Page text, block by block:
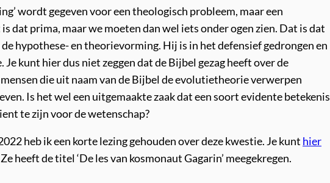
wordt gegeven voor een theologisch probleem, maar een
dat prima, maar we moeten dan wel iets onder ogen zien. Dat is dat
hypothese- en theorievorming. Hij is in het defensief gedrongen en
kunt hier dus niet zeggen dat de Bijbel gezag heeft over de
die uit naam van de Bijbel de evolutietheorie verwerpen
Is het wel een uitgemaakte zaak dat een soort evidente betekenis
te zijn voor de wetenschap?
heb ik een korte lezing gehouden over deze kwestie. Je kunt hier
heeft de titel ‘De les van kosmonaut Gagarin’ meegekregen.